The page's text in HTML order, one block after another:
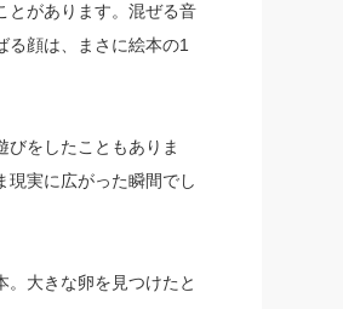
とがあります。混ぜる音
顔は、まさに絵本の1
びをしたこともありま
現実に広がった瞬間でし
。大きな卵を見つけたと